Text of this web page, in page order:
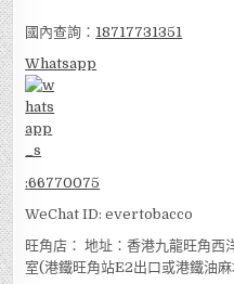
國內查詢： 18717731351
Whatsapp
:66770075
WeChat ID: evertobacco
旺角店： 地址：香港九龍旺角西
室(港鐵旺角站E2出口或港鐵油